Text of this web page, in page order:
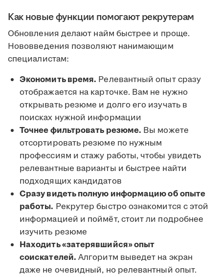
Как новые функции помогают рекрутерам
Обновления делают найм быстрее и проще.
Нововведения позволяют нанимающим
специалистам:
Экономить время. Релевантный опыт сразу
отображается на карточке. Вам не нужно
открывать резюме и долго его изучать в
поисках нужной информации
Точнее фильтровать резюме. Вы можете
отсортировать резюме по нужным
профессиям и стажу работы, чтобы увидеть
релевантные варианты и быстрее найти
подходящих кандидатов
Сразу видеть полную информацию об опыте
работы. Рекрутер быстро ознакомится с этой
информацией и поймёт, стоит ли подробнее
изучить резюме
Находить «затерявшийся» опыт
соискателей. Алгоритм выведет на экран
даже не очевидный, но релевантный опыт.